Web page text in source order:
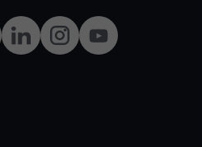
LinkedInInstagramYouTube